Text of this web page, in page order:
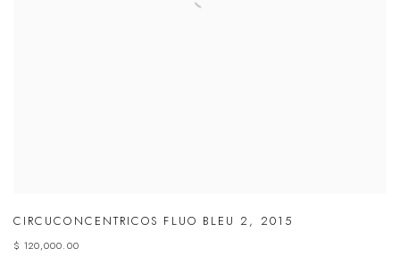
CIRCUCONCENTRICOS FLUO BLEU 2 , 2015
$ 120,000.00